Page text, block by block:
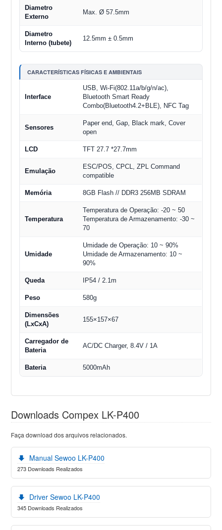
Diametro
Externo
Max. Ø 57.5mm
Diametro
Interno (tubete)
12.5mm ± 0.5mm
CARACTERÍSTICAS FÍSICAS E AMBIENTAIS
Interface
USB, Wi-Fi(802.11a/b/g/n/ac),
Bluetooth Smart Ready
Combo(Bluetooth4.2+BLE), NFC Tag
Sensores
Paper end, Gap, Black mark, Cover
open
LCD TFT 27.7 *27.7mm
Emulação
ESC/POS, CPCL, ZPL Command
compatible
Memória 8GB Flash // DDR3 256MB SDRAM
Temperatura
Temperatura de Operação: -20 ~ 50
Temperatura de Armazenamento: -30 ~
70
Umidade
Umidade de Operação: 10 ~ 90%
Umidade de Armazenamento: 10 ~
90%
Queda IP54 / 2.1m
Peso 580g
Dimensões
(LxCxA)
155×157×67
Carregador de
Bateria
AC/DC Charger, 8.4V / 1A
Bateria 5000mAh
Downloads Compex LK-P400
Faça download dos arquivos relacionados.
Manual Sewoo LK-P400
273 Downloads Realizados
Driver Sewoo LK-P400
345 Downloads Realizados